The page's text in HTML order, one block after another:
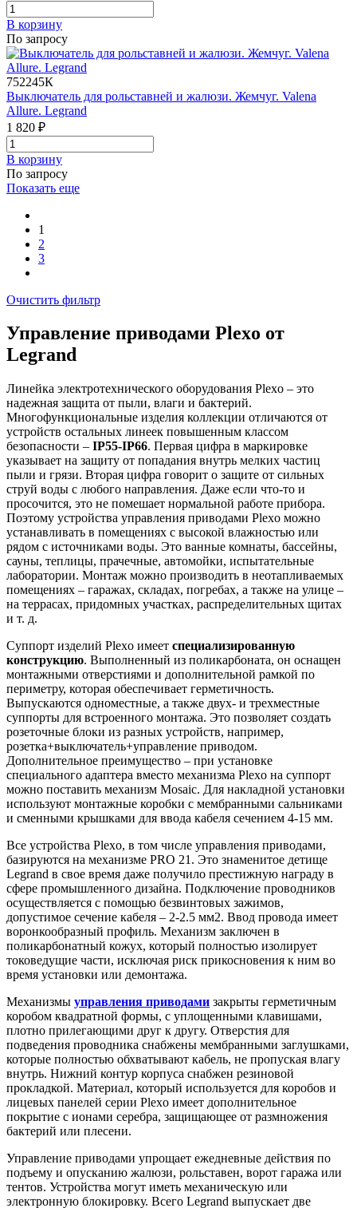
В корзинy
По запросу
752245К
Выключатель для рольставней и жалюзи. Жемчуг. Valena
Allure. Legrand
1 820 ₽
В корзинy
По запросу
Показать еще
1
2
3
Очистить фильтр
Управление приводами Plexo от
Legrand
Линейка электротехнического оборудования Plexo – это
надежная защита от пыли, влаги и бактерий.
Многофункциональные изделия коллекции отличаются от
устройств остальных линеек повышенным классом
безопасности – IP55-IP66. Первая цифра в маркировке
указывает на защиту от попадания внутрь мелких частиц
пыли и грязи. Вторая цифра говорит о защите от сильных
струй воды с любого направления. Даже если что-то и
просочится, это не помешает нормальной работе прибора.
Поэтому устройства управления приводами Plexo можно
устанавливать в помещениях с высокой влажностью или
рядом с источниками воды. Это ванные комнаты, бассейны,
сауны, теплицы, прачечные, автомойки, испытательные
лаборатории. Монтаж можно производить в неотапливаемых
помещениях – гаражах, складах, погребах, а также на улице –
на террасах, придомных участках, распределительных щитах
и т. д.
Суппорт изделий Plexo имеет специализированную
конструкцию. Выполненный из поликарбоната, он оснащен
монтажными отверстиями и дополнительной рамкой по
периметру, которая обеспечивает герметичность.
Выпускаются одноместные, а также двух- и трехместные
суппорты для встроенного монтажа. Это позволяет создать
розеточные блоки из разных устройств, например,
розетка+выключатель+управление приводом.
Дополнительное преимущество – при установке
специального адаптера вместо механизма Plexo на суппорт
можно поставить механизм Mosaic. Для накладной установки
используют монтажные коробки с мембранными сальниками
и сменными крышками для ввода кабеля сечением 4-15 мм.
Все устройства Plexo, в том числе управления приводами,
базируются на механизме PRO 21. Это знаменитое детище
Legrand в свое время даже получило престижную награду в
сфере промышленного дизайна. Подключение проводников
осуществляется с помощью безвинтовых зажимов,
допустимое сечение кабеля – 2-2.5 мм2. Ввод провода имеет
воронкообразный профиль. Механизм заключен в
поликарбонатный кожух, который полностью изолирует
токоведущие части, исключая риск прикосновения к ним во
время установки или демонтажа.
Механизмы управления приводами закрыты герметичным
коробом квадратной формы, с уплощенными клавишами,
плотно прилегающими друг к другу. Отверстия для
подведения проводника снабжены мембранными заглушками,
которые полностью обхватывают кабель, не пропуская влагу
внутрь. Нижний контур корпуса снабжен резиновой
прокладкой. Материал, который используется для коробов и
лицевых панелей серии Plexo имеет дополнительное
покрытие с ионами серебра, защищающее от размножения
бактерий или плесени.
Управление приводами упрощает ежедневные действия по
подъему и опусканию жалюзи, рольставен, ворот гаража или
тентов. Устройства могут иметь механическую или
электронную блокировку. Всего Legrand выпускает две